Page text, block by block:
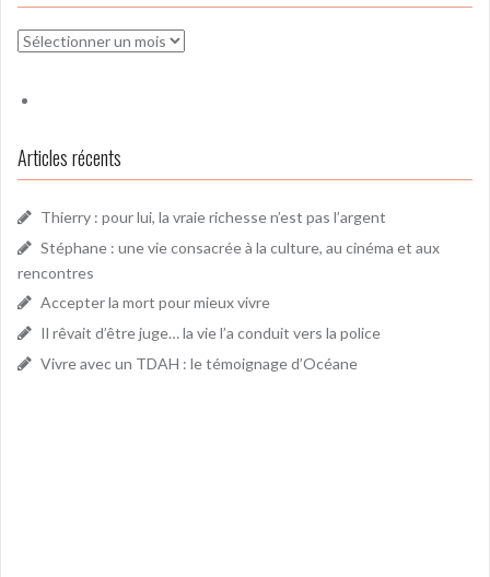
Archives
Articles récents
Thierry : pour lui, la vraie richesse n’est pas l’argent
Stéphane : une vie consacrée à la culture, au cinéma et aux
rencontres
Accepter la mort pour mieux vivre
Il rêvait d’être juge… la vie l’a conduit vers la police
Vivre avec un TDAH : le témoignage d’Océane